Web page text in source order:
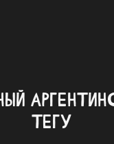
ТЕГУ